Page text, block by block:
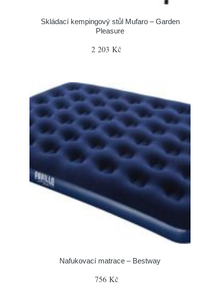
Skládací kempingový stůl Mufaro – Garden
Pleasure
2 203 Kč
Nafukovací matrace – Bestway
756 Kč